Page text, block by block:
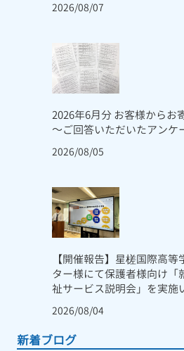
2026/08/07
2026年6月分 お客様からお
～ご回答いただいたアンケ
2026/08/05
【開催報告】星槎国際高
ター様にて保護者様向け「
祉サービス説明会」を実施
2026/08/04
新着ブログ